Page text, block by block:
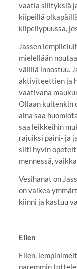
vaatia silityksiä
kiipeillä
kiipeilypuussa,
Jassen
mielellään
välillä innostuu.
aktiviteettien ja
vaativana
Ollaan kuitenkin
aina saa
saa leikkeihin
rajuiksi paini- ja
silti hyvin
mennessä,
Vesihanat on
on vaikea
kiinni ja kastuu
Ellen
Ellen,
paremmin